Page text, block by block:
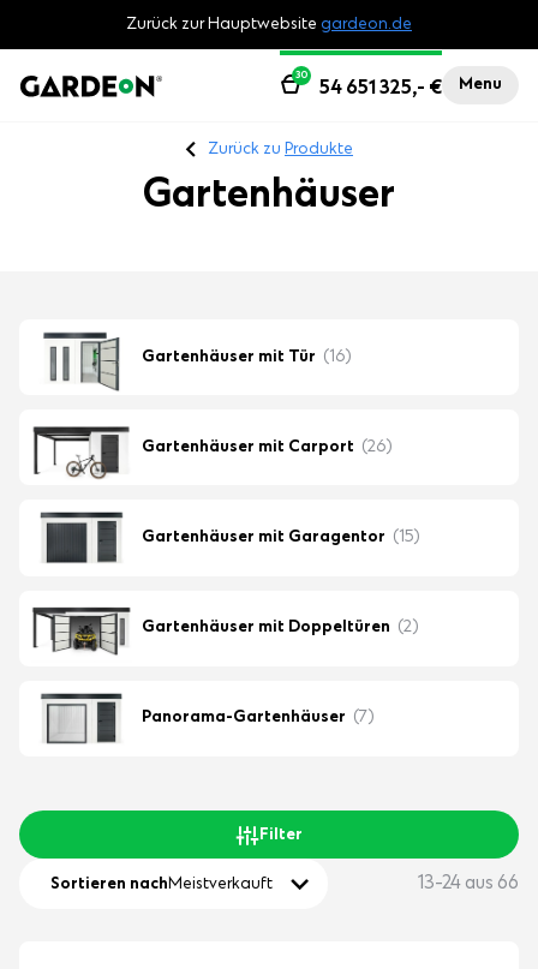
Zurück zur Hauptwebsite gardeon.de
Menu
54 651 325,- €
30
Zurück zu Produkte
Gartenhäuser
Gartenhäuser mit Tür (16)
Gartenhäuser mit Carport (26)
Gartenhäuser mit Garagentor (15)
Gartenhäuser mit Doppeltüren (2)
Panorama-Gartenhäuser (7)
Filter
Sortieren nachMeistverkauft 13-24 aus 66